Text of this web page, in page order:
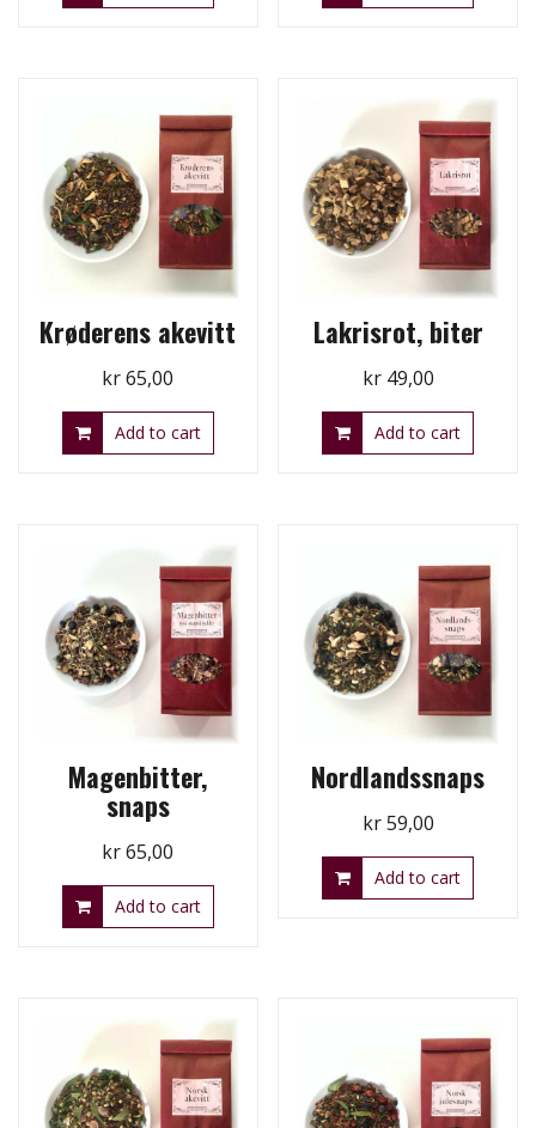
Krøderens akevitt
kr65,00
Add to cart
Lakrisrot, biter
kr49,00
Add to cart
Magenbitter,
snaps
kr65,00
Add to cart
Nordlandssnaps
kr59,00
Add to cart